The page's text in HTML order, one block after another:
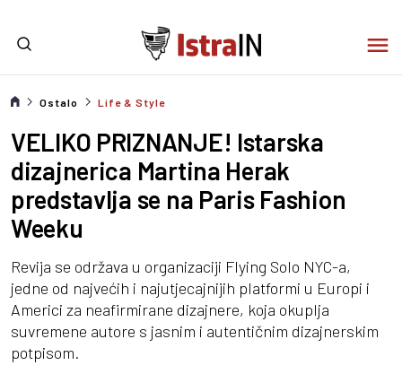
Ostalo Life & Style
VELIKO PRIZNANJE! Istarska
dizajnerica Martina Herak
predstavlja se na Paris Fashion
Weeku
Revija se održava u organizaciji Flying Solo NYC-a,
jedne od najvećih i najutjecajnijih platformi u Europi i
Americi za neafirmirane dizajnere, koja okuplja
suvremene autore s jasnim i autentičnim dizajnerskim
potpisom.